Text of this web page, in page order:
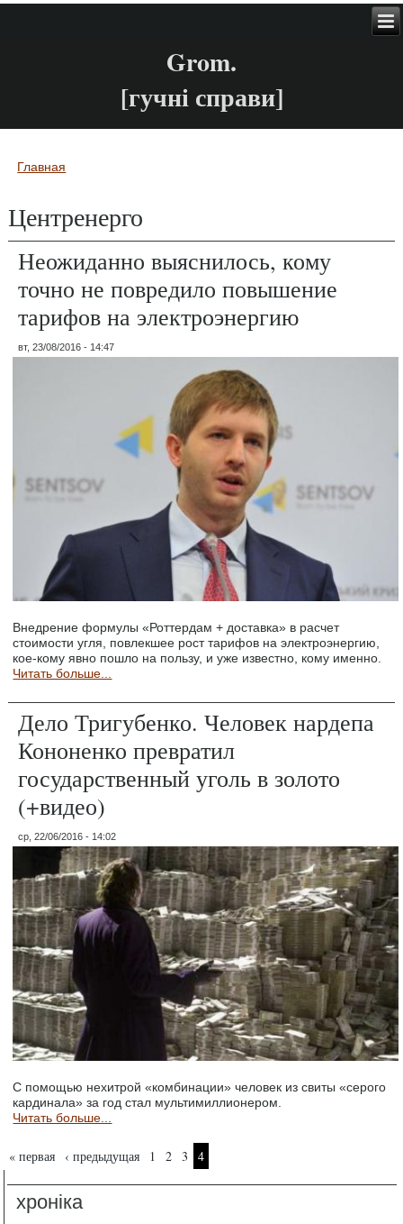
Grom.
[гучні справи]
Вы здесь
Главная
Центренерго
Неожиданно выяснилось, кому
точно не повредило повышение
тарифов на электроэнергию
вт, 23/08/2016 - 14:47
Внедрение формулы «Роттердам + доставка» в расчет
стоимости угля, повлекшее рост тарифов на электроэнергию,
кое-кому явно пошло на пользу, и уже известно, кому именно.
Читать больше...
Дело Тригубенко. Человек нардепа
Кононенко превратил
государственный уголь в золото
(+видео)
ср, 22/06/2016 - 14:02
С помощью нехитрой «комбинации» человек из свиты «серого
кардинала» за год стал мультимиллионером.
Читать больше...
Страницы
« первая ‹ предыдущая 1 2 3 4
хроніка